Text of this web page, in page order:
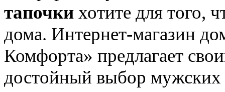
тапочки хотите для того,
дома. Интернет-магазин
Комфорта» предлагает
достойный выбор